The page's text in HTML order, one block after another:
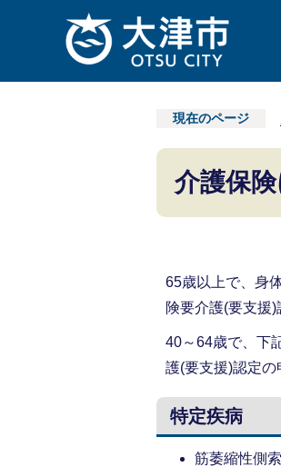
現在のページ
介護保
65歳以上で、身
険要介護(要支援)
40～64歳で、下
護(要支援)認定の
特定疾病
筋萎縮性側